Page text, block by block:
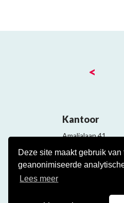
Deze site maakt gebruik
geanonimiseerde
Lees meer
<
Kantoor
Amalialaan 41
Contact
Veelgestelde cao